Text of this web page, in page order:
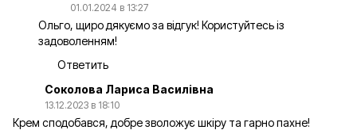
01.01.2024 в 13:27
Ольго, щиро дякуємо за відгук! Користуйтесь із
задоволенням!
Ответить
Соколова Лариса Василівна
13.12.2023 в 18:10
Крем сподобався, добре зволожує шкіру та гарно пахне!